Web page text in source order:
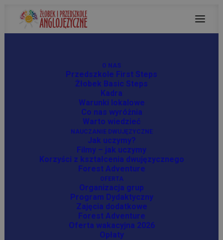
O NAS
Przedszkole First Steps
Żłobek Basic Steps
Kadra
Warunki lokalowe
Co nas wyróżnia
Warto wiedzieć
NAUCZANIE DWUJĘZYCZNE
Jak uczymy?
Filmy – jak uczymy
Korzyści z kształcenia dwujęzycznego
Forest Adventure
OFERTA
Organizacja grup
Program Dydaktyczny
Zajęcia dodatkowe
Forest Adventure
Oferta wakacyjna 2026
Opłaty
Miesiąc: wrzesień 2022